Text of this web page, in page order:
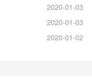
2020-01-03
2020-01-03
2020-01-02